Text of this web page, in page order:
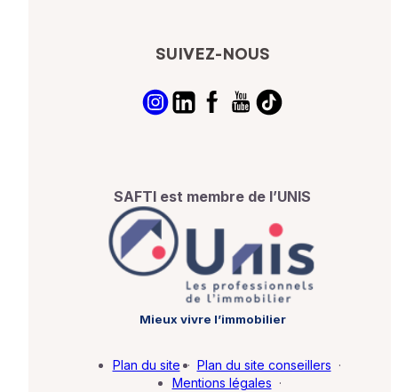
SUIVEZ-NOUS
SAFTI est membre de l’UNIS
Mieux vivre l’immobilier
Plan du site · Plan du site conseillers ·
Mentions légales ·